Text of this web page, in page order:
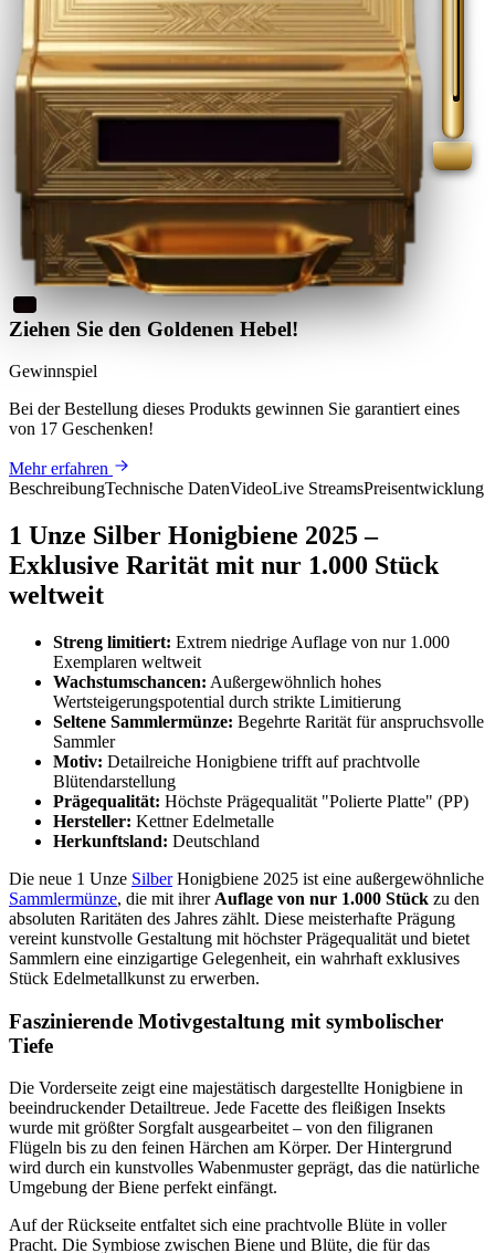
Ziehen Sie den Goldenen Hebel!
Gewinnspiel
Bei der Bestellung dieses Produkts gewinnen Sie garantiert eines
von 17 Geschenken!
Mehr erfahren
BeschreibungTechnische DatenVideoLive StreamsPreisentwicklung
1 Unze Silber Honigbiene 2025 –
Exklusive Rarität mit nur 1.000 Stück
weltweit
Streng limitiert: Extrem niedrige Auflage von nur 1.000
Exemplaren weltweit
Wachstumschancen: Außergewöhnlich hohes
Wertsteigerungspotential durch strikte Limitierung
Seltene Sammlermünze: Begehrte Rarität für anspruchsvolle
Sammler
Motiv: Detailreiche Honigbiene trifft auf prachtvolle
Blütendarstellung
Prägequalität: Höchste Prägequalität "Polierte Platte" (PP)
Hersteller: Kettner Edelmetalle
Herkunftsland: Deutschland
Die neue 1 Unze SilberHonigbiene 2025 ist eine außergewöhnliche
Sammlermünze, die mit ihrer Auflage von nur 1.000 Stück zu den
absoluten Raritäten des Jahres zählt. Diese meisterhafte Prägung
vereint kunstvolle Gestaltung mit höchster Prägequalität und bietet
Sammlern eine einzigartige Gelegenheit, ein wahrhaft exklusives
Stück Edelmetallkunst zu erwerben.
Faszinierende Motivgestaltung mit symbolischer
Tiefe
Die Vorderseite zeigt eine majestätisch dargestellte Honigbiene in
beeindruckender Detailtreue. Jede Facette des fleißigen Insekts
wurde mit größter Sorgfalt ausgearbeitet – von den filigranen
Flügeln bis zu den feinen Härchen am Körper. Der Hintergrund
wird durch ein kunstvolles Wabenmuster geprägt, das die natürliche
Umgebung der Biene perfekt einfängt.
Auf der Rückseite entfaltet sich eine prachtvolle Blüte in voller
Pracht. Die Symbiose zwischen Biene und Blüte, die für das